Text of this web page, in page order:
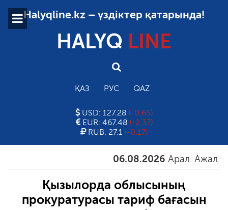
Halyqline.kz – үздіктер қатарында!
HALYQ LINE
ҚАЗ РУС QAZ
USD: 127.28 (-0.65)
EUR: 467.48 (-2.37)
RUB: 27.1 (-0.17)
06.08.2026 Арал. Ажал.
Қызылорда облысының
прокуратурасы тариф бағасын